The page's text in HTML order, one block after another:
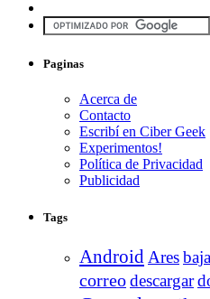
Paginas
Acerca de
Contacto
Escribí en Ciber Geek
Experimentos!
Política de Privacidad
Publicidad
Tags
Android Ares
correodescargar